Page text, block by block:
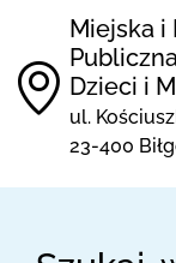
Miejska i
Dzieci i
ul.
23-400